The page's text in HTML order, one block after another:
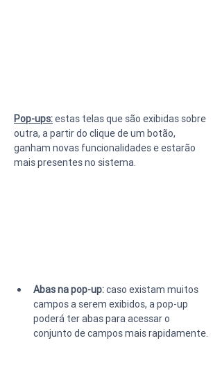
Pop-ups: estas telas que são exibidas sobre
outra, a partir do clique de um botão,
ganham novas funcionalidades e estarão
mais presentes no sistema.
Abas na pop-up: caso existam muitos
campos a serem exibidos, a pop-up
poderá ter abas para acessar o
conjunto de campos mais rapidamente.